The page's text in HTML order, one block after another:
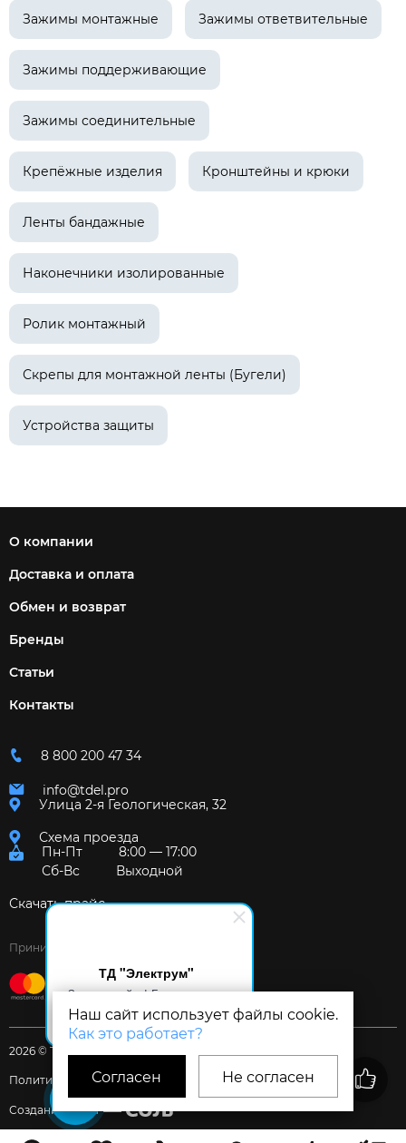
ТД "Электрум"
Здравствуйте! Готов помочь
вам. Напишите мне, если у
вас появятся вопросы.
Наш сайт использует файлы cookie.
Как это работает?
Согласен Не согласен
Зажимы монтажные Зажимы ответвительные
Зажимы поддерживающие
Зажимы соединительные
Крепёжные изделия Кронштейны и крюки
Ленты бандажные
Наконечники изолированные
Ролик монтажный
Скрепы для монтажной ленты (Бугели)
Устройства защиты
О компании
Доставка и оплата
Обмен и возврат
Бренды
Статьи
Контакты
8 800 200 47 34
info@tdel.pro
Улица 2-я Геологическая, 32
Схема проезда
Пн-Пт
8:00 — 17:00
Сб-Вс
Выходной
Скачать прайс
Принимаем к оплате:
2026 © Торговый дом «Электрум»
Политика и Согласия
Создание сайта